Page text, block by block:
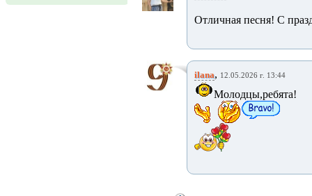
Отличная песня! С
ilana, 12.05.2026 г. 13:44
Молодцы,ребята!